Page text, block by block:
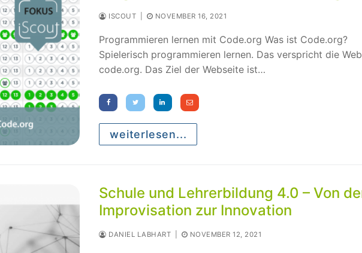
ISCOUT NOVEMBER 16, 2021
Programmieren lernen mit Code.org Was ist Code.org?
Spielerisch programmieren lernen. Das verspricht die
code.org. Das Ziel der Webseite ist…
weiterlesen...
Schule und Lehrerbildung 4.0 – Von
Improvisation zur Innovation
DANIEL LABHART NOVEMBER 12, 2021